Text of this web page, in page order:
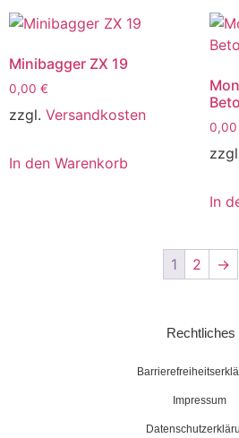
Minibagger ZX 19
0,00 €
zzgl. Versandkosten
In den Warenkorb
0,00
In
1 2 →
Rechtliches
Impressum